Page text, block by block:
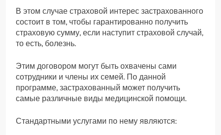
В этом случае страховой интерес застрахованного
состоит в том, чтобы гарантированно получить
страховую сумму, если наступит страховой случай,
то есть, болезнь.
Этим договором могут быть охвачены сами
сотрудники и члены их семей. По данной
программе, застрахованный может получить
самые различные виды медицинской помощи.
Стандартными услугами по нему являются: